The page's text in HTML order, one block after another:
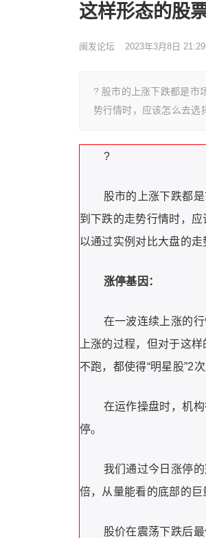
这样形态的股
闽发论坛 2023年3月8日 21:29
? 股市的上涨下跌都是市
势行情时，应该怎么去选
?
股市的上涨下跌都
到下跌的走势行情时，
以通过实例对比大盘的
涨停基因：
在一波连续上涨的
上涨的过程，但对于这
不跑，都使得“明星股”2
在运作操盘时，机
停。
我们通过今日涨停
倍，从量能看的底部的巨
股价在震荡下跌后